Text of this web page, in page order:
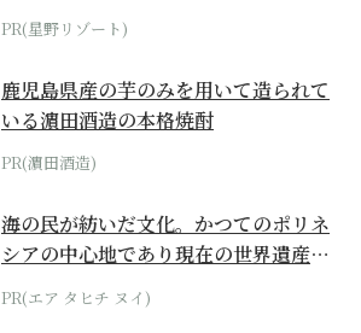
ホテル by...
PR(星野リゾート)
鹿児島県産の芋のみを用いて造られて
いる濵田酒造の本格焼酎
PR(濵田酒造)
海の民が紡いだ文化。かつてのポリネ
シアの中心地であり現在の世界遺産か
らみえてくる...
PR(エア タヒチ ヌイ)